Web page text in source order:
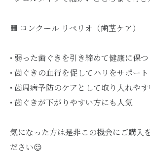
🟧 コンクール リペリオ（歯茎ケア）
• 弱った歯ぐきを引き締めて健康に保つ
• 歯ぐきの血行を促してハリをサポート
• 歯周病予防のケアとして取り入れや
• 歯ぐきが下がりやすい方にも人気
気になった方は是非この機会にご購入
ださい😌